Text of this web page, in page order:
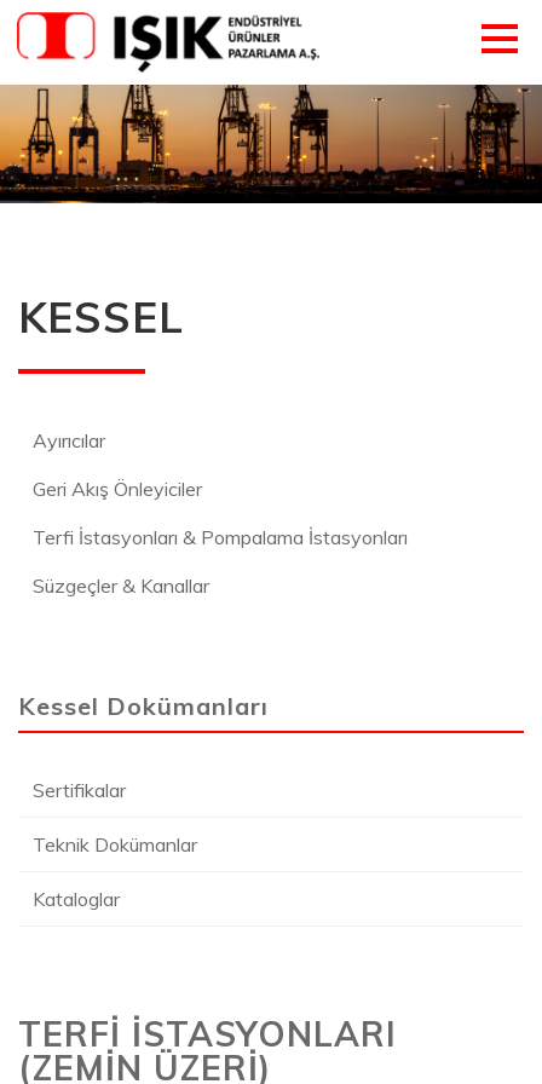
KESSEL
Ayırıcılar
Geri Akış Önleyiciler
Terfi İstasyonları & Pompalama İstasyonları
Süzgeçler & Kanallar
Kessel Dokümanları
Sertifikalar
Teknik Dokümanlar
Kataloglar
TERFİ İSTASYONLARI
(ZEMİN ÜZERİ)